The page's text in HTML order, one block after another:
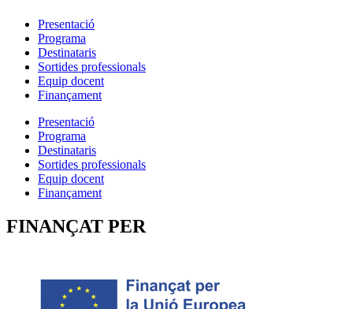
Presentació
Programa
Destinataris
Sortides professionals
Equip docent
Finançament
Presentació
Programa
Destinataris
Sortides professionals
Equip docent
Finançament
FINANÇAT PER